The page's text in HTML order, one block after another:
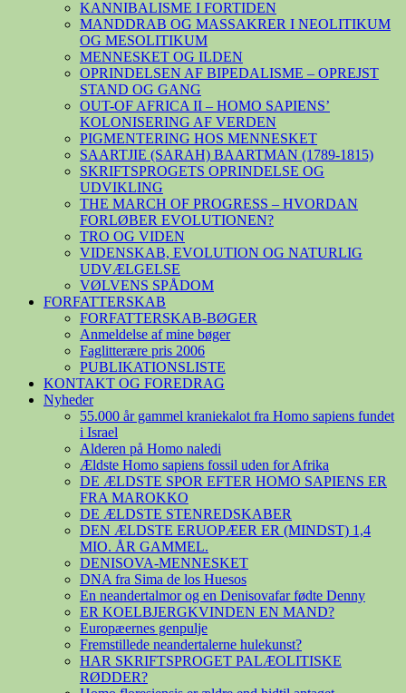
KANNIBALISME I FORTIDEN
MANDDRAB OG MASSAKRER I NEOLITIKUM
OG MESOLITIKUM
MENNESKET OG ILDEN
OPRINDELSEN AF BIPEDALISME – OPREJST
STAND OG GANG
OUT-OF AFRICA II – HOMO SAPIENS’
KOLONISERING AF VERDEN
PIGMENTERING HOS MENNESKET
SAARTJIE (SARAH) BAARTMAN (1789-1815)
SKRIFTSPROGETS OPRINDELSE OG
UDVIKLING
THE MARCH OF PROGRESS – HVORDAN
FORLØBER EVOLUTIONEN?
TRO OG VIDEN
VIDENSKAB, EVOLUTION OG NATURLIG
UDVÆLGELSE
VØLVENS SPÅDOM
FORFATTERSKAB
FORFATTERSKAB-BØGER
Anmeldelse af mine bøger
Faglitterære pris 2006
PUBLIKATIONSLISTE
KONTAKT OG FOREDRAG
Nyheder
55.000 år gammel kraniekalot fra Homo sapiens fundet
i Israel
Alderen på Homo naledi
Ældste Homo sapiens fossil uden for Afrika
DE ÆLDSTE SPOR EFTER HOMO SAPIENS ER
FRA MAROKKO
DE ÆLDSTE STENREDSKABER
DEN ÆLDSTE ERUOPÆER ER (MINDST) 1,4
MIO. ÅR GAMMEL.
DENISOVA-MENNESKET
DNA fra Sima de los Huesos
En neandertalmor og en Denisovafar fødte Denny
ER KOELBJERGKVINDEN EN MAND?
Europæernes genpulje
Fremstillede neandertalerne hulekunst?
HAR SKRIFTSPROGET PALÆOLITISKE
RØDDER?